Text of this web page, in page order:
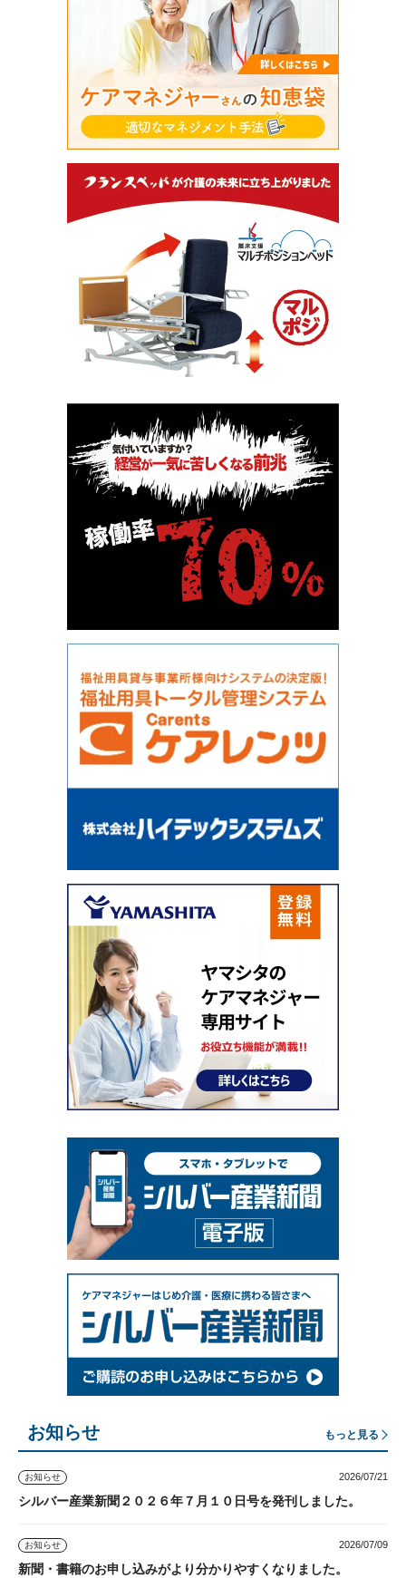
お知らせ もっと見る
お知らせ 2026/07/21
シルバー産業新聞２０２６年７月１０日号を発刊しました。
お知らせ 2026/07/09
新聞・書籍のお申し込みがより分かりやすくなりました。